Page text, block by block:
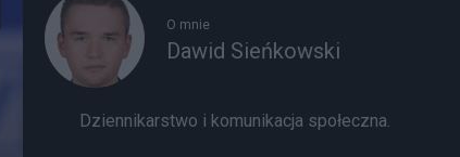
O mnie
Dawid Sieńkowski
Dziennikarstwo i komunikacja społeczna.